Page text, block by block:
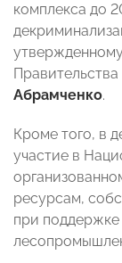
комплекса до
Абрамченко.
Кроме того, в
участие в
ресурсам,
при